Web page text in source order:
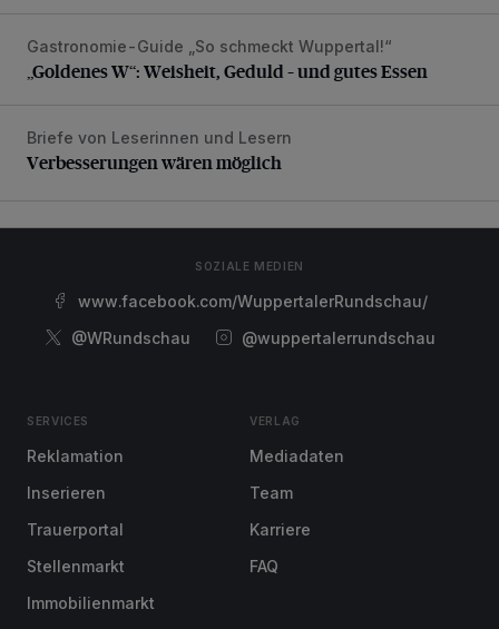
„Goldenes W“: Weisheit, Geduld – und gutes Essen
Gastronomie-Guide „So schmeckt Wuppertal!“
„Goldenes W“: Weisheit, Geduld – und gutes Essen
Verbesserungen wären möglich
Briefe von Leserinnen und Lesern
Verbesserungen wären möglich
SOZIALE MEDIEN
www.facebook.com/WuppertalerRundschau/
@WRundschau
@wuppertalerrundschau
SERVICES
Reklamation
Inserieren
Trauerportal
Stellenmarkt
Immobilienmarkt
VERLAG
Mediadaten
Team
Karriere
FAQ